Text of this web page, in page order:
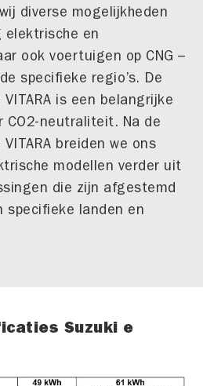
diverse mogelijkheden
elektrische en
ook voertuigen op CNG –
specifieke regio’s. De
is een belangrijke
CO2-neutraliteit. Na de
breiden we ons
modellen verder uit
die zijn afgestemd
specifieke landen en
Suzuki e